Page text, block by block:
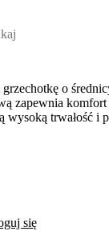
o
zapewnia
trwałość i
się